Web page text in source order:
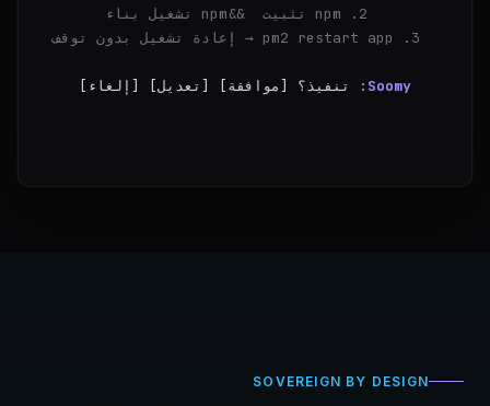
Soomy:
تنفيذ؟ [موافقة] [تعديل] [إلغاء]
SOVEREIGN BY DESIGN